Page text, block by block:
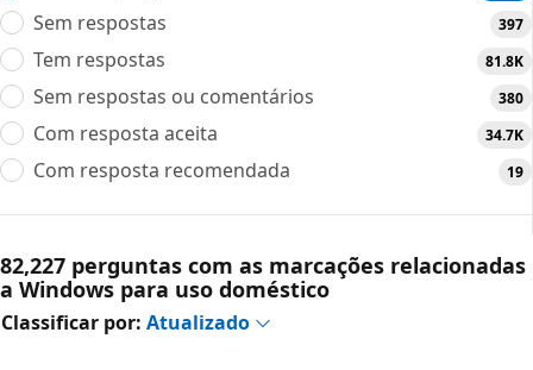
Sem respostas 397
Tem respostas 81.8K
Sem respostas ou comentários 380
Com resposta aceita 34.7K
Com resposta recomendada 19
82,227 perguntas com as marcações relacionadas
a Windows para uso doméstico
Classificar por: Atualizado